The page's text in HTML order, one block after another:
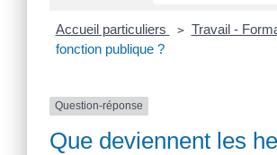
Accueil particuliers > Travail -
fonction publique ?
Question-réponse
Que deviennent les